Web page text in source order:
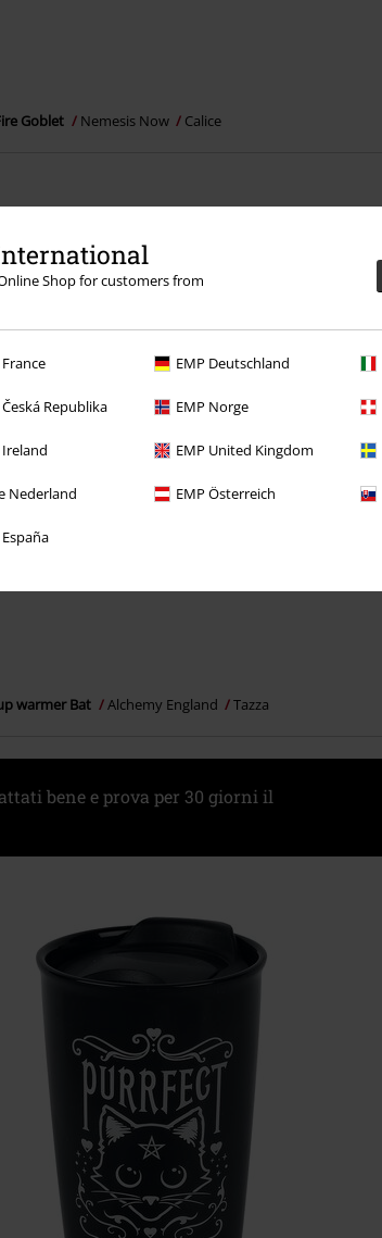
Shop for customers from
France EMP Deutschland
Česká Republika EMP Norge
Ireland EMP United Kingdom
Nederland EMP Österreich
Goblet Nemesis Now Calice
warmer Bat Alchemy England Tazza
bene e prova per 30 giorni il